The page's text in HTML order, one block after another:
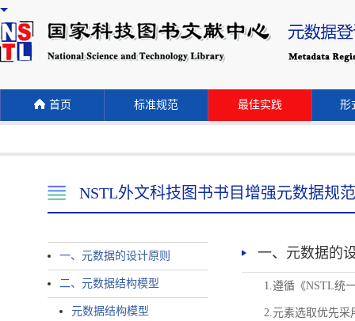
首页 标准规范 最佳实践 形
NSTL外文科技图书书目增强元数据规范
一、元数据的设计原则
二、元数据结构模型
元数据结构模型
一、元数据的
1.遵循《NSTL统
2.元素选取优先采